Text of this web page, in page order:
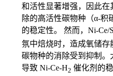
和活性显著增强，因此
除的高活性碳物种（α-积
的稳定性。 然而，Ni-Ce/
氛中焙烧时，造成氧储
碳物种的消除受到抑制
导致 Ni-Ce-H2 催化剂的